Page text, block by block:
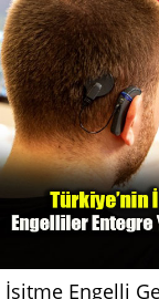
İşitme Engelli